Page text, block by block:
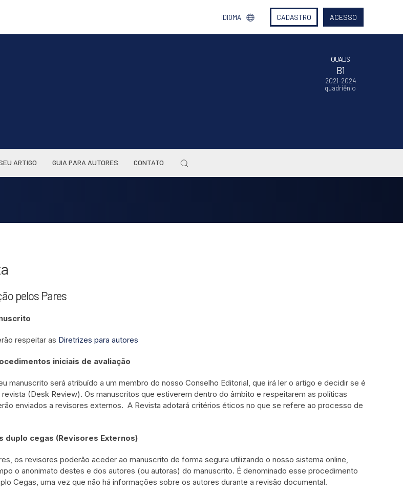
IDIOMA CADASTRO ACESSO
QUALIS
B1
2021-2024
quadriênio
ARTIGO GUIA PARA AUTORES CONTATO
pelos Pares
respeitar as Diretrizes para autores
iniciais de avaliação
manuscrito será atribuído a um membro do nosso Conselho Editorial, que irá ler o artigo e decidir se é
revista (Desk Review). Os manuscritos que estiverem dentro do âmbito e respeitarem as políticas
enviados a revisores externos. A Revista adotará critérios éticos no que se refere ao processo de
duplo cegas (Revisores Externos)
os revisores poderão aceder ao manuscrito de forma segura utilizando o nosso sistema online,
o anonimato destes e dos autores (ou autoras) do manuscrito. É denominado esse procedimento
Cegas, uma vez que não há informações sobre os autores durante a revisão documental.